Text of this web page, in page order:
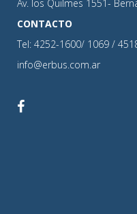
Av. los Quilmes 1551-
CONTACTO
Tel: 4252-1600/ 1069 /
info@erbus.com.ar